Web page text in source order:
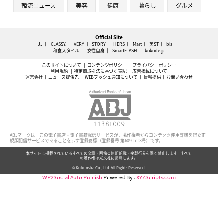
韓流ニュース 美容 健康 暮らし グルメ
Official Site
JJ CLASSY. VERY STORY HERS Mart 美ST
bis
和食スタイル
女性自身 SmartFLASH kokode.jp
このサイトについて コンテンツポリシー
プライバシーポリシー
利用規約
特定商取引法に基づく表記
広告掲載について
運営会社
ニュース提供先 WEBプッシュ通知について 情報提供 お問い合わせ
ABJマークは、この電子書店・電子書籍配信サービスが、著作権者からコンテンツ使用許諾を得た正
規版配信サービスであることを示す登録商標（登録番号 第6091713号）です。
本サイトに掲載されているすべての文章・画像の無断転載・複製行為を固く禁止します。すべて
の著作権は光文社に帰属します。
© Kobunsha Co., Ltd. All Rights Reserved.
WP2Social Auto Publish Powered By :XYZScripts.com